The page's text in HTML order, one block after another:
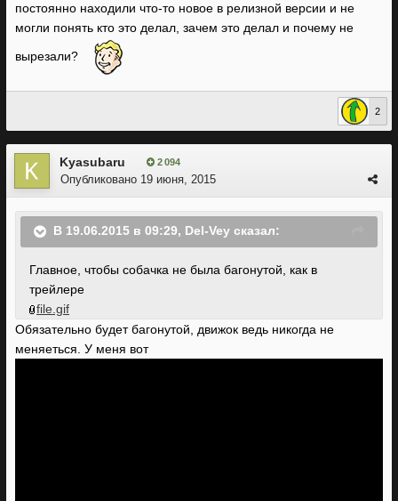
постоянно находили что-то новое в релизной версии и не
могли понять кто это делал, зачем это делал и почему не
вырезали?
2
Kyasubaru 2 094
Опубликовано 19 июня, 2015
В 19.06.2015 в 09:29, Del-Vey сказал:
Главное, чтобы собачка не была багонутой, как в
трейлере
file.gif
Обязательно будет багонутой, движок ведь никогда не
меняеться. У меня вот